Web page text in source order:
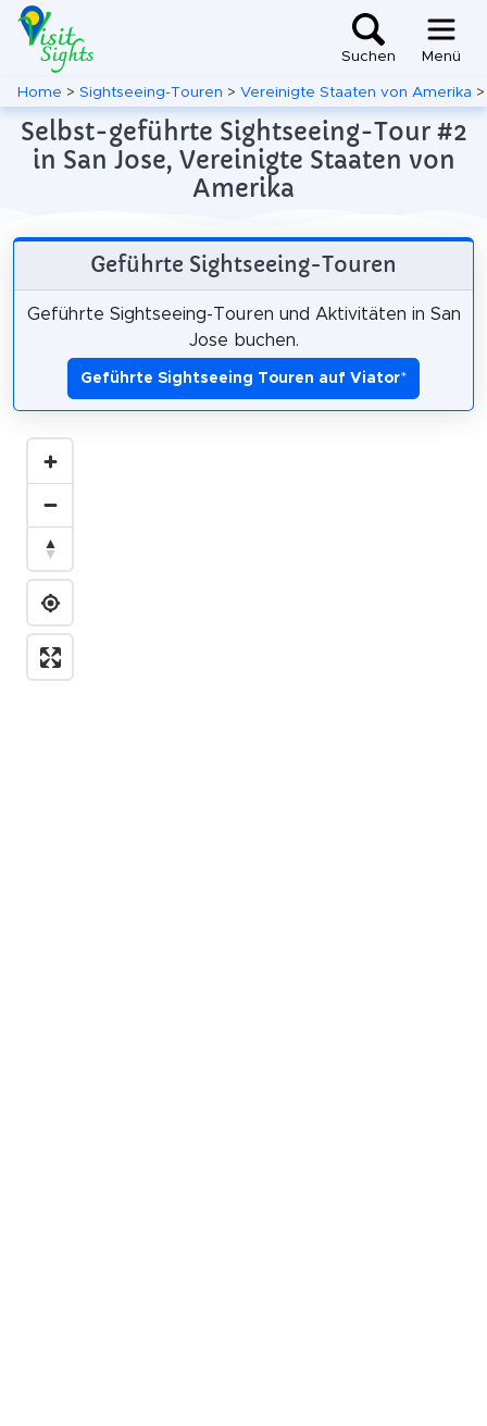
Suchen Menü
Home > Sightseeing-Touren > Vereinigte Staaten von Amerika
Selbst-geführte Sightseeing-Tour #2
in San Jose, Vereinigte Staaten von
Amerika
Geführte Sightseeing-Touren
Geführte Sightseeing-Touren und Aktivitäten in San
Jose buchen.
Geführte Sightseeing Touren auf Viator*